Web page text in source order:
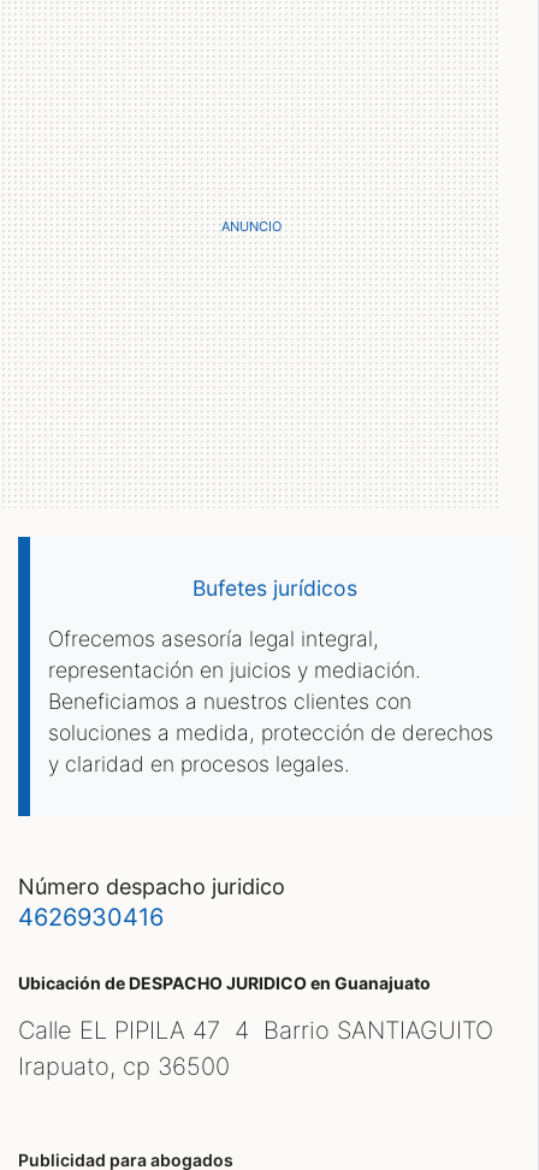
Bufetes jurídicos
Ofrecemos asesoría legal integral,
representación en juicios y mediación.
Beneficiamos a nuestros clientes con
soluciones a medida, protección de derechos
y claridad en procesos legales.
número despacho juridico
4626930416
Ubicación de DESPACHO JURIDICOen Guanajuato
Calle EL PIPILA 47 4 Barrio SANTIAGUITO
Irapuato, cp 36500
Publicidad para abogados